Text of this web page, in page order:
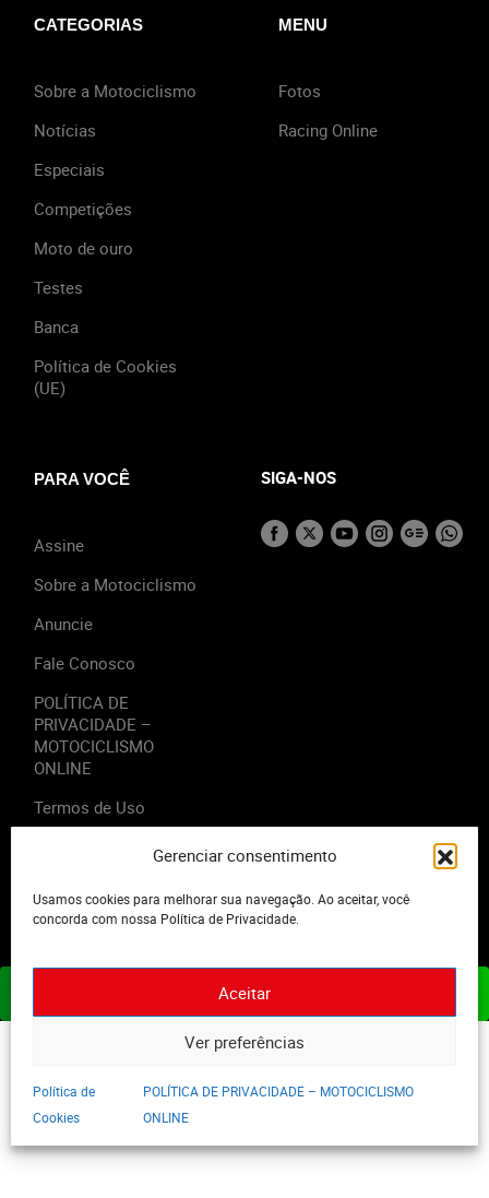
Gerenciar consentimento
Usamos cookies para melhorar sua navegação. Ao aceitar, você
concorda com nossa Política de Privacidade.
Aceitar
Ver preferências
Política de
Cookies
POLÍTICA DE PRIVACIDADE – MOTOCICLISMO
ONLINE
CATEGORIAS
Sobre a Motociclismo
Notícias
Especiais
Competições
Moto de ouro
Testes
Banca
Política de Cookies
(UE)
MENU
Fotos
Racing Online
PARA VOCÊ
Assine
Sobre a Motociclismo
Anuncie
Fale Conosco
POLÍTICA DE
PRIVACIDADE –
MOTOCICLISMO
ONLINE
Termos de Uso
SIGA-NOS
2023 - Editora Motor Midia. Todos os direitos reservados.
ASSINE JÁ